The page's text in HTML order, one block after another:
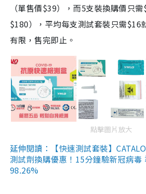
（單售價$39），而5支裝換購價只
$180），平均每支測試套裝只需$16
有限，售完即止。
點擊圖片放大
延伸閱讀：【快速測試套裝】
測試劑換購優惠！15分鐘驗新冠病毒
98.26%